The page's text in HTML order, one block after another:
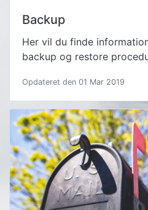
Backup
Her vil du finde
backup og restore
Opdateret den 01 Mar 2019